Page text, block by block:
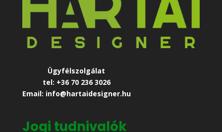
Ügyfélszolgálat
tel: +36 70 236 3026
Email: info@hartaidesigner.hu
Jogi tudnivalók